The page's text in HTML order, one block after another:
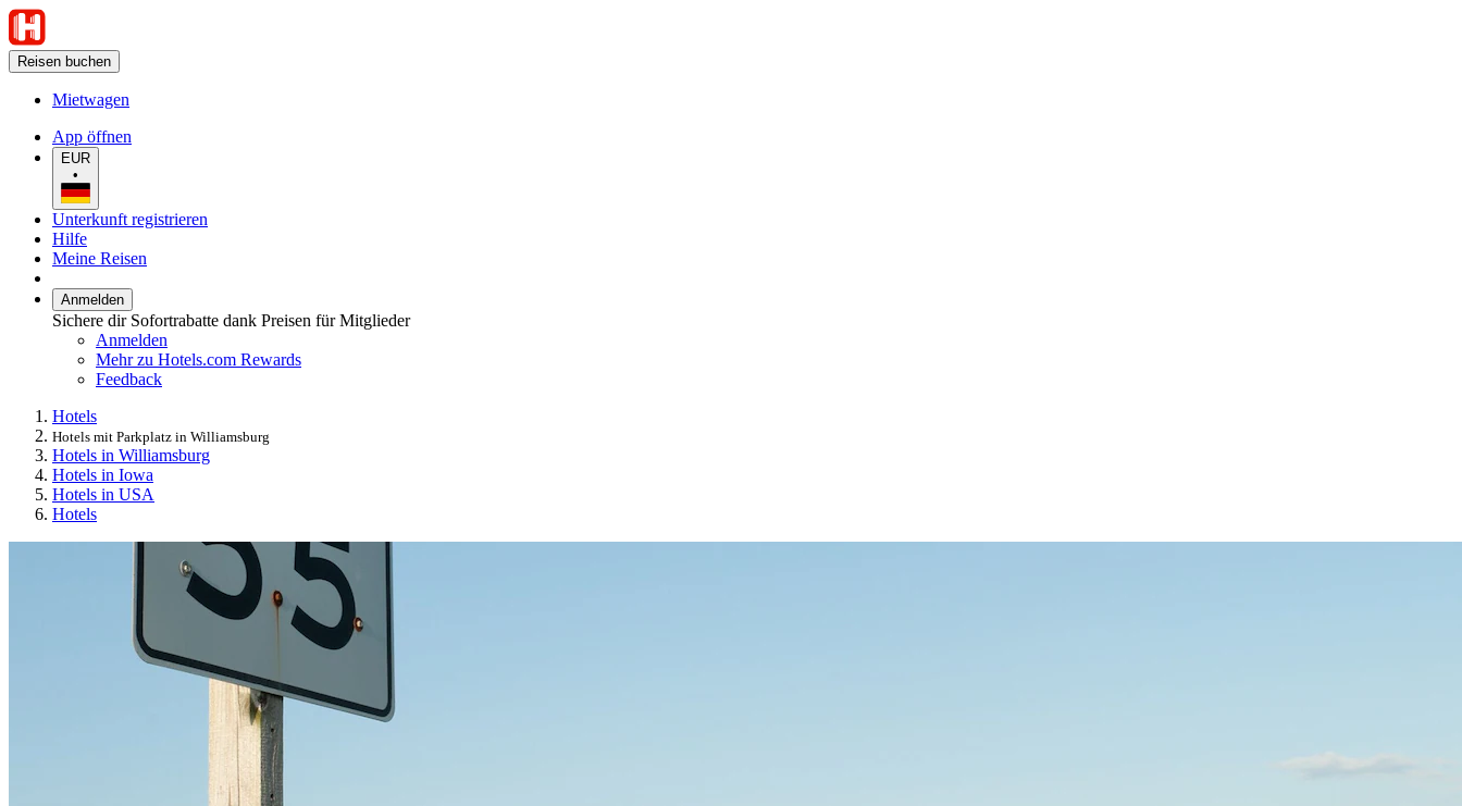
Reisen buchen
Mietwagen
App öffnen
EUR
•
Unterkunft registrieren
Hilfe
Meine Reisen
Anmelden
Sichere dir Sofortrabatte dank Preisen für Mitglieder
Anmelden
Mehr zu Hotels.com Rewards
Feedback
Hotels
Hotels mit Parkplatz in Williamsburg
Hotels in Williamsburg
Hotels in Iowa
Hotels in USA
Hotels